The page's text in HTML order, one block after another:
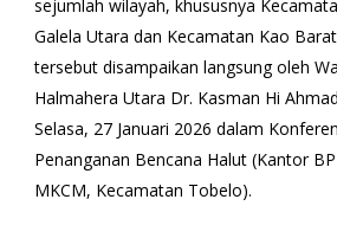
sejumlah wilayah, khususnya
Galela Utara dan Kecamatan Kao
tersebut disampaikan langsung oleh
Halmahera Utara Dr. Kasman Hi
Selasa, 27 Januari 2026 dalam
Penanganan Bencana Halut (Kantor
MKCM, Kecamatan Tobelo).